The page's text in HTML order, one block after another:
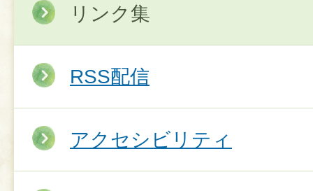
リンク集
RSS配信
アクセシビリティ